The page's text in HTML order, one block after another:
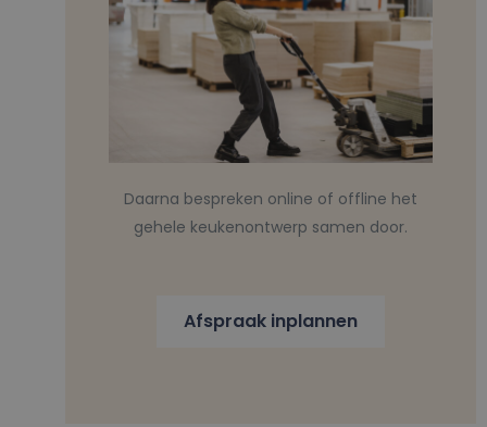
Daarna bespreken online of offline het
gehele keukenontwerp samen door.
Afspraak inplannen